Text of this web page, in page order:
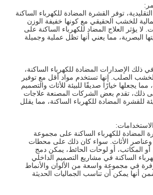
توفر القشرة المضادة للكهرباء الساكنة
للخشب الحقيقي مع كونها خفيفة الوزن
لا يؤثر العلاج المضاد للكهرباء الساكنة على
البصرية، مما يعني أنها تظل عملية وجميلة
ذلك الإصدارات المضادة للكهرباء الساكنة،
للخشب الصلب. إنها تستخدم مواد أقل مع توفير
يجعلها خيارًا صديقًا للبيئة للأثاث والتصميم
ذلك، تقدم بعض الشركات المصنعة علاجات
للقشرة المضادة للكهرباء الساكنة، مما يقلل
المضادة للكهرباء الساكنة على مجموعة
الأثاث. سواء كان ذلك على محطات
أو المكاتب، أو لوحات الحائط، يمكن دمج
الساكنة في مشاريع التصميم الداخلي
في مجموعة واسعة من الألوان والأنماط
أنها يمكن أن تناسب الجماليات الحديثة